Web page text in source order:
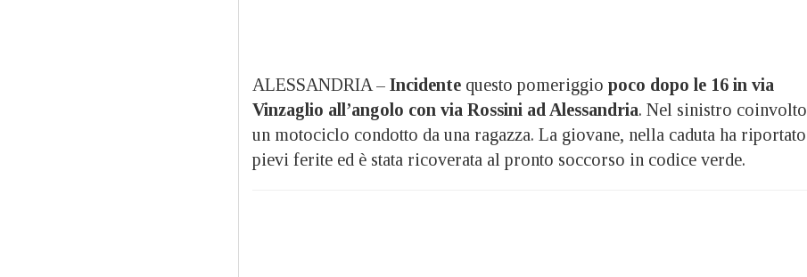
ALESSANDRIA – Incidente questo pomeriggio poco dopo le 16 in via
Vinzaglio all’angolo con via Rossini ad Alessandria. Nel sinistro coinvolto
un motociclo condotto da una ragazza. La giovane, nella caduta ha riportato
pievi ferite ed è stata ricoverata al pronto soccorso in codice verde.